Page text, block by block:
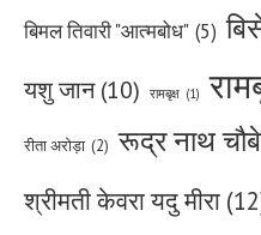
बिमल तिवारी "आत्मबोध" (5)
यशु जान (10) रामबृक्ष (1)
रीता अरोड़ा (2) रूद्र नाथ चौबे
श्रीमती केवरा यदु मीरा